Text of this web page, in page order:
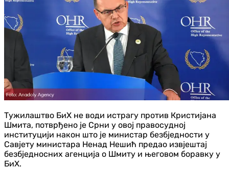
Тужилаштво БиХ не води истрагу против Кристијана
Шмита, потврђено је Срни у овој правосудној
институцији након што је министар безбједности у
Савјету министара Ненад Нешић предао извјештај
безбједносних агенција о Шмиту и његовом боравку у
БиХ.